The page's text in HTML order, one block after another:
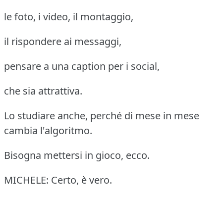
le foto, i video, il montaggio,
il rispondere ai messaggi,
pensare a una caption per i social,
che sia attrattiva.
Lo studiare anche, perché di mese in mese
cambia l'algoritmo.
Bisogna mettersi in gioco, ecco.
MICHELE: Certo, è vero.